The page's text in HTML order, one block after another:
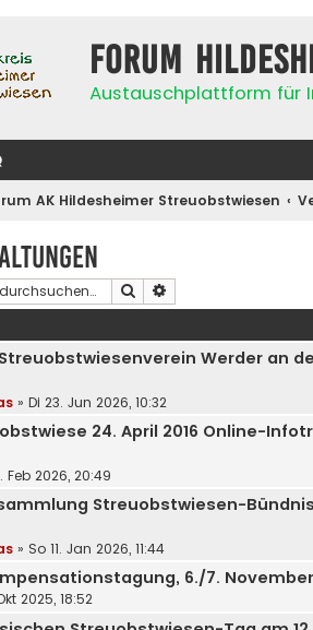
Forum
Austauschplattform für
AK Hildesheimer Streuobstwiesen
Suche
Werder an
» Di 23. Jun 2026, 10:32
24. April 2016 Online-
Feb 2026, 20:49
Streuobstwiesen-
» So 11. Jan 2026, 11:44
6./7.
2025, 18:52